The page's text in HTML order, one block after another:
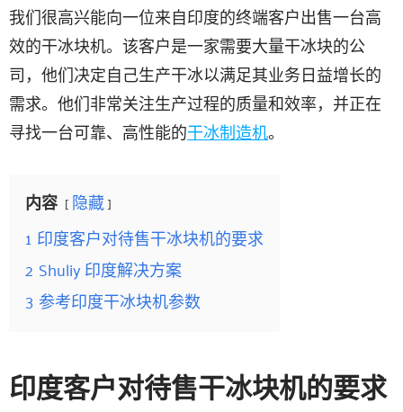
我们很高兴能向一位来自印度的终端客户出售一台高
效的干冰块机。该客户是一家需要大量干冰块的公
司，他们决定自己生产干冰以满足其业务日益增长的
需求。他们非常关注生产过程的质量和效率，并正在
寻找一台可靠、高性能的干冰制造机。
内容 隐藏
1 印度客户对待售干冰块机的要求
2 Shuliy 印度解决方案
3 参考印度干冰块机参数
印度客户对待售干冰块机的要求